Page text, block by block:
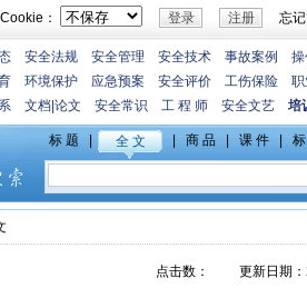
： 忘
安全法规 安全管理 安全技术 事故案例 操
环境保护 应急预案 安全评价 工伤保险 职
文档 论文 安全常识 工 程 师 安全文艺 培
点击数： 更新日期：